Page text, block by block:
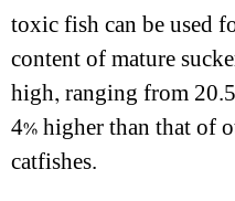
toxic fish can be used
content of mature
high, ranging from
4% higher than that of
catfishes.